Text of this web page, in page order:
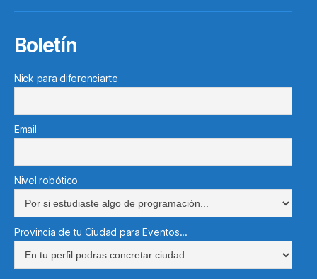
Boletín
Nick para diferenciarte
Email
Nivel robótico
Provincia de tu Ciudad para Eventos...